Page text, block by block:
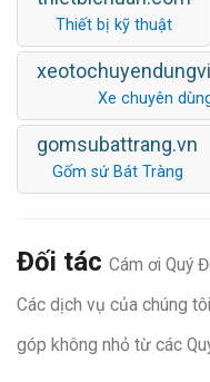
Thiết bị kỹ thuật
Xe chuyên
gomsubattrang.vn
Gốm sứ Bát Tràng
Đối tác Cám ơi Quý
Các dịch vụ của chúng
góp không nhỏ từ các